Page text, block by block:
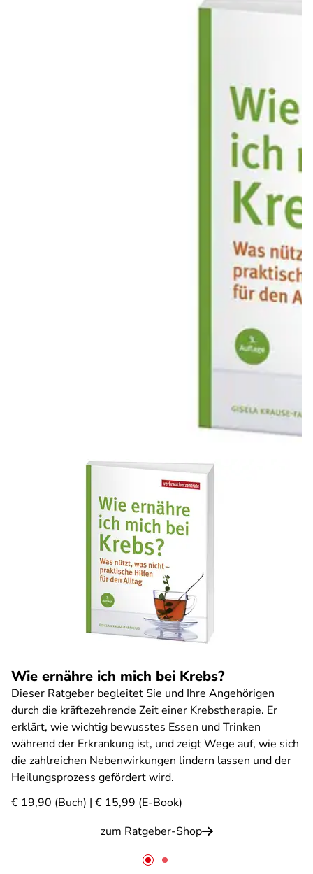
Wie ernähre ich mich bei Krebs?
Dieser Ratgeber begleitet Sie und Ihre Angehörigen
durch die kräftezehrende Zeit einer Krebstherapie. Er
erklärt, wie wichtig bewusstes Essen und Trinken
während der Erkrankung ist, und zeigt Wege auf, wie sich
die zahlreichen Nebenwirkungen lindern lassen und der
Heilungsprozess gefördert wird.
€ 19,90 (Buch) | € 15,99 (E-Book)
zum Ratgeber-Shop